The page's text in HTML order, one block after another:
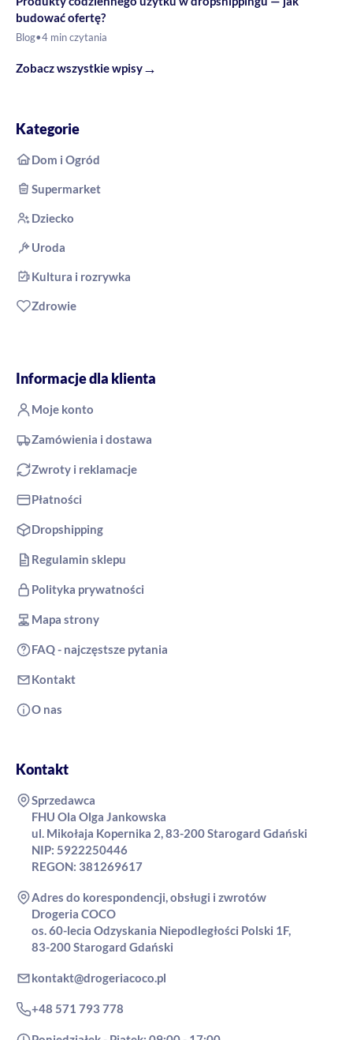
budować ofertę?
Blog•4 min czytania
Zobacz wszystkie wpisy→
Kategorie
Dom i Ogród
Supermarket
Dziecko
Uroda
Kultura i rozrywka
Zdrowie
Informacje dla klienta
Moje konto
Zamówienia i dostawa
Zwroty i reklamacje
Płatności
Dropshipping
Regulamin sklepu
Polityka prywatności
Mapa strony
FAQ - najczęstsze pytania
Kontakt
O nas
Kontakt
Sprzedawca
FHU Ola Olga Jankowska
ul. Mikołaja Kopernika 2, 83-200 Starogard Gdański
NIP: 5922250446
REGON: 381269617
Adres do korespondencji, obsługi i zwrotów
Drogeria COCO
os. 60-lecia Odzyskania Niepodległości Polski 1F,
83-200 Starogard Gdański
kontakt@drogeriacoco.pl
+48 571 793 778